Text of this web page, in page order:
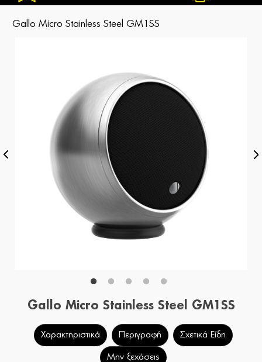
Gallo Micro Stainless Steel GM1SS
Gallo Micro Stainless Steel GM1SS
Χαρακτηριστικά Περιγραφή Σχετικά Είδη
Μην ξεχάσεις